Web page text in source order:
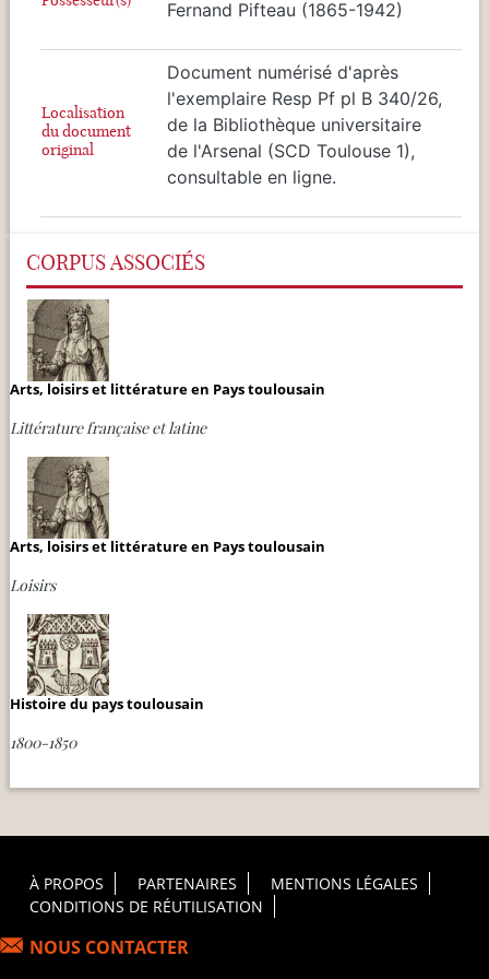
Fernand Pifteau (1865-1942)
Localisation
du document
original
Document numérisé d'après
l'exemplaire Resp Pf pl B 340/26,
de la Bibliothèque universitaire
de l'Arsenal (SCD Toulouse 1),
consultable en ligne.
CORPUS ASSOCIÉS
Arts, loisirs et littérature en Pays toulousain
Littérature française et latine
Arts, loisirs et littérature en Pays toulousain
Loisirs
Histoire du pays toulousain
1800-1850
Footer Principal
À PROPOS PARTENAIRES
MENTIONS LÉGALES
CONDITIONS DE RÉUTILISATION
NOUS CONTACTER